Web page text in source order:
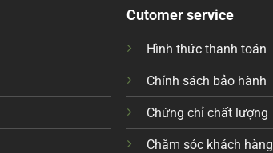
Cutomer service
Hình thức thanh toán
Chính sách bảo hành
Chứng chỉ chất lượng
Chăm sóc khách hàng